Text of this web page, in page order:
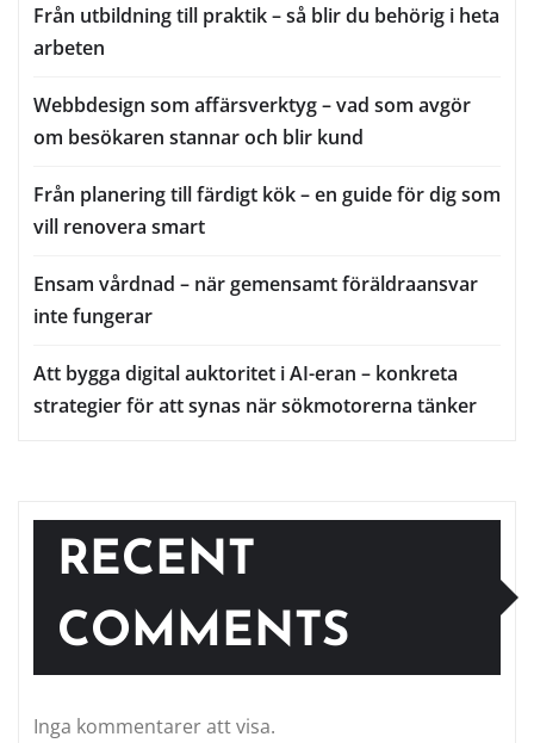
Från utbildning till praktik – så blir du behörig i heta
arbeten
Webbdesign som affärsverktyg – vad som avgör
om besökaren stannar och blir kund
Från planering till färdigt kök – en guide för dig som
vill renovera smart
Ensam vårdnad – när gemensamt föräldraansvar
inte fungerar
Att bygga digital auktoritet i AI-eran – konkreta
strategier för att synas när sökmotorerna tänker
RECENT
COMMENTS
Inga kommentarer att visa.